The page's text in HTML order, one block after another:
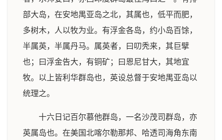
部大岛，在安地禺亚岛之北，其属也，低平而肥，
多树木，人以牧为业。有浮金各岛，约小岛百馀，
半属英，半属丹马。属英者，曰叨秃来，其巨擘
也；曰浮金告大，有铜矿；曰恩尼甘大，其地宜
牧。以上皆利华群岛也，英设总督于安地禺亚岛以
统理之。
十六日记百尔慕他群岛，一名沙茂司群岛，亦
英属岛也。在美国北喀尔勒那邦、哈透司海角东南